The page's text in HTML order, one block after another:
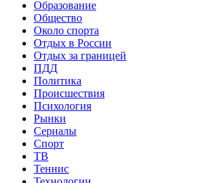
Образование
Общество
Около спорта
Отдых в России
Отдых за границей
ПДД
Политика
Происшествия
Психология
Рынки
Сериалы
Спорт
ТВ
Теннис